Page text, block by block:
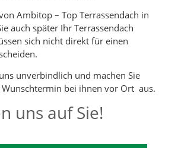
Ambitop – Top Terrassendach in
auch später Ihr Terrassendach
sich nicht direkt für einen
unverbindlich und machen Sie
bei ihnen vor Ort aus.
uns auf Sie!